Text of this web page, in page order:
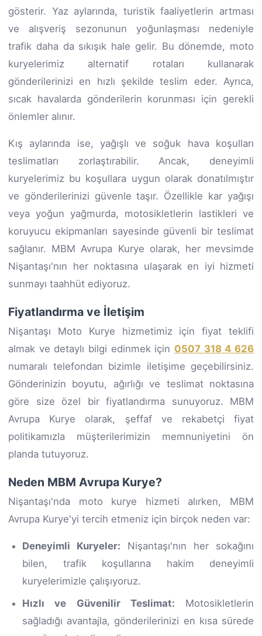
gösterir. Yaz aylarında, turistik faaliyetlerin artması
ve alışveriş sezonunun yoğunlaşması nedeniyle
trafik daha da sıkışık hale gelir. Bu dönemde, moto
kuryelerimiz alternatif rotaları kullanarak
gönderilerinizi en hızlı şekilde teslim eder. Ayrıca,
sıcak havalarda gönderilerin korunması için gerekli
önlemler alınır.
Kış aylarında ise, yağışlı ve soğuk hava koşulları
teslimatları zorlaştırabilir. Ancak, deneyimli
kuryelerimiz bu koşullara uygun olarak donatılmıştır
ve gönderilerinizi güvenle taşır. Özellikle kar yağışı
veya yoğun yağmurda, motosikletlerin lastikleri ve
koruyucu ekipmanları sayesinde güvenli bir teslimat
sağlanır. MBM Avrupa Kurye olarak, her mevsimde
Nişantaşı'nın her noktasına ulaşarak en iyi hizmeti
sunmayı taahhüt ediyoruz.
Fiyatlandırma ve İletişim
Nişantaşı Moto Kurye hizmetimiz için fiyat teklifi
almak ve detaylı bilgi edinmek için 0507 318 4 626
numaralı telefondan bizimle iletişime geçebilirsiniz.
Gönderinizin boyutu, ağırlığı ve teslimat noktasına
göre size özel bir fiyatlandırma sunuyoruz. MBM
Avrupa Kurye olarak, şeffaf ve rekabetçi fiyat
politikamızla müşterilerimizin memnuniyetini ön
planda tutuyoruz.
Neden MBM Avrupa Kurye?
Nişantaşı'nda moto kurye hizmeti alırken, MBM
Avrupa Kurye'yi tercih etmeniz için birçok neden var:
Deneyimli Kuryeler: Nişantaşı'nın her sokağını
bilen, trafik koşullarına hakim deneyimli
kuryelerimizle çalışıyoruz.
Hızlı ve Güvenilir Teslimat: Motosikletlerin
sağladığı avantajla, gönderilerinizi en kısa sürede